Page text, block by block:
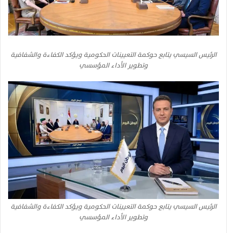
الرئيس السيسي يتابع حوكمة التعيينات الحكومية ويؤكد الكفاءة والشفافية
وتطوير الأداء المؤسسي
الرئيس السيسي يتابع حوكمة التعيينات الحكومية ويؤكد الكفاءة والشفافية
وتطوير الأداء المؤسسي